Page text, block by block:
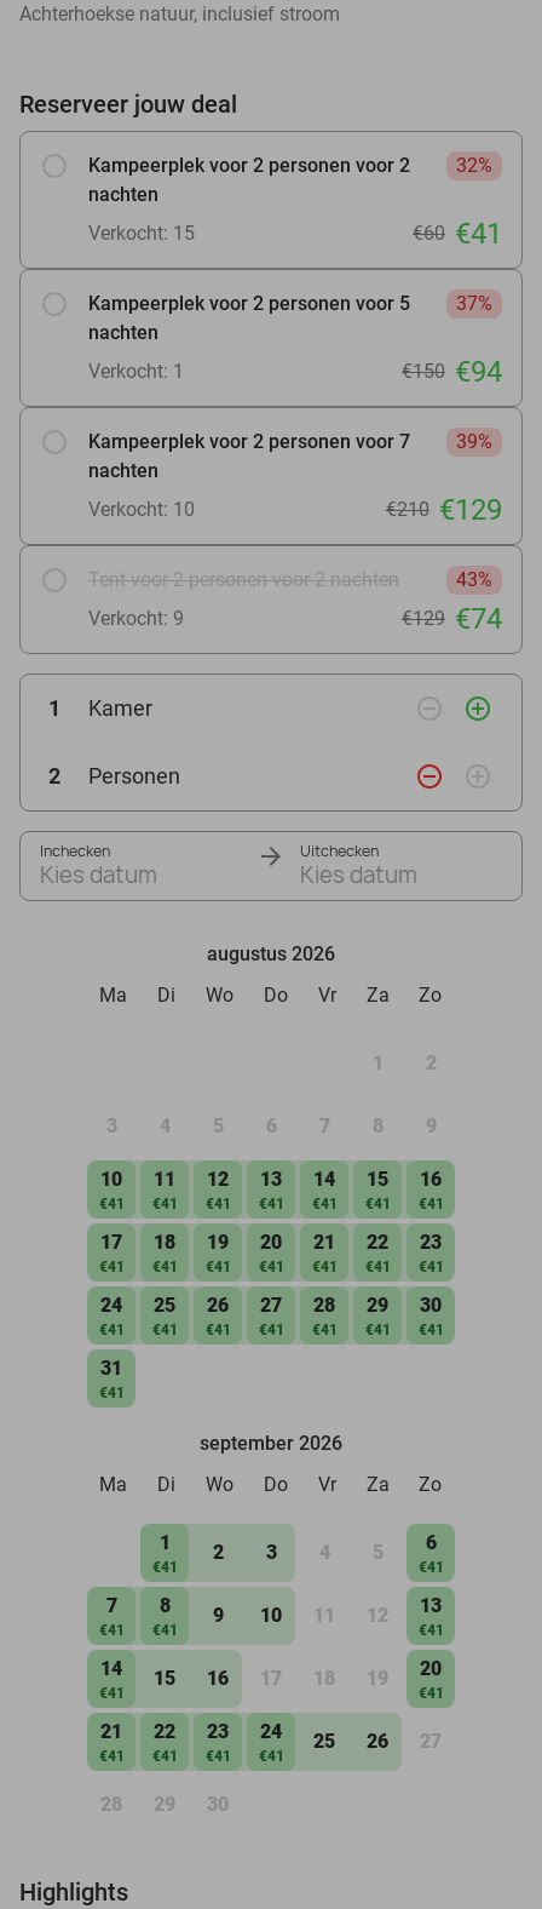
Achterhoekse natuur, inclusief stroom
Reserveer jouw deal
Kampeerplek voor 2 personen voor 2
nachten
32%
Verkocht: 15 €60 €41
Kampeerplek voor 2 personen voor 5
nachten
37%
Verkocht: 1 €150 €94
Kampeerplek voor 2 personen voor 7
nachten
39%
Verkocht: 10 €210 €129
Tent voor 2 personen voor 2 nachten
43%
Verkocht: 9
€129 €74
1 Kamer remove_circle_outline add_circle_outline
2 Personen remove_circle_outline add_circle_outline
Inchecken
Kies datum
Uitchecken
Kies datum
augustus 2026
Ma
Di Wo Do Vr Za Zo
1 2
3 4 5 6 7 8 9
10
€41
11
€41
12
€41
13
€41
14
€41
15
€41
16
€41
17
€41
18
€41
19
€41
20
€41
21
€41
22
€41
23
€41
24
€41
25
€41
26
€41
27
€41
28
€41
29
€41
30
€41
31
€41
september 2026
Ma
Di Wo Do Vr Za Zo
1
€41
2 3 4 5 6
€41
7
€41
8
€41
9 10 11 12 13
€41
14
€41
15 16 17 18 19 20
€41
21
€41
22
€41
23
€41
24
€41
25 26 27
28 29 30
Highlights